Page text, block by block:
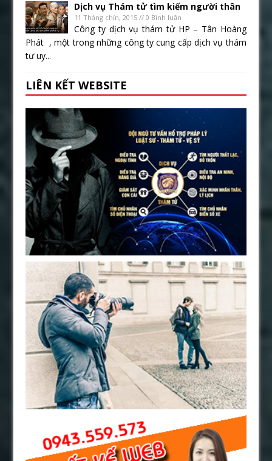
Dịch vụ Thám tử tìm kiếm người thân
11 Tháng chín, 2015 // 0 Bình luận
Công ty dịch vụ thám tử HP – Tân Hoàng
Phát , một trong những công ty cung cấp dịch vụ thám
tư uy...
LIÊN KẾT WEBSITE